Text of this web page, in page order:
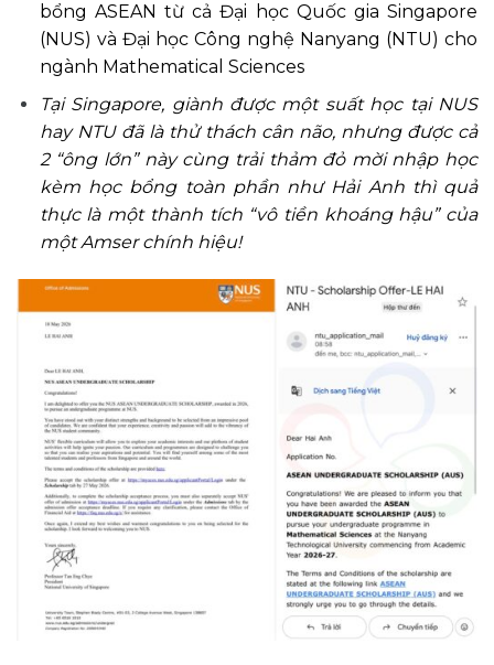
bổng ASEAN từ cả Đại học Quốc gia Singapore
(NUS) và Đại học Công nghệ Nanyang (NTU) cho
ngành Mathematical Sciences
Tại Singapore, giành được một suất học tại NUS
hay NTU đã là thử thách cân não, nhưng được cả
2 “ông lớn” này cùng trải thảm đỏ mời nhập học
kèm học bổng toàn phần như Hải Anh thì quả
thực là một thành tích “vô tiền khoáng hậu” của
một Amser chính hiệu!